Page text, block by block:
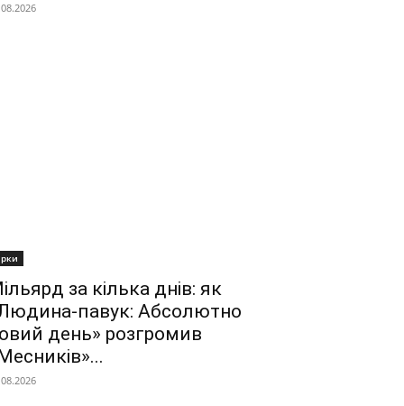
за кілька днів: як
павук: Абсолютно
день» розгромив